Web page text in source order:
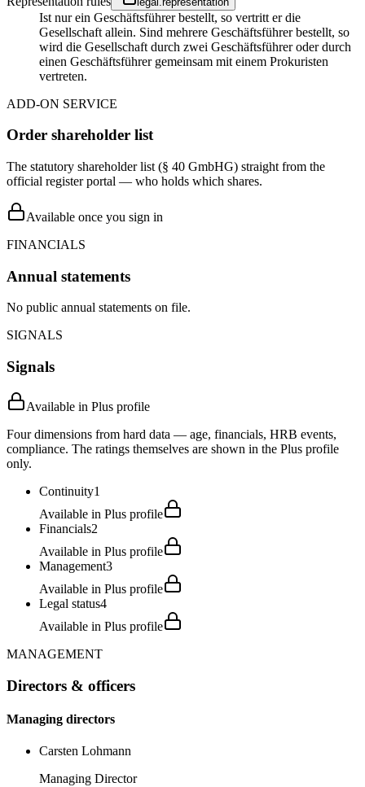
Ist nur ein Geschäftsführer bestellt, so vertritt er die
Gesellschaft allein. Sind mehrere Geschäftsführer bestellt, so
wird die Gesellschaft durch zwei Geschäftsführer oder durch
einen Geschäftsführer gemeinsam mit einem Prokuristen
vertreten.
ADD-ON SERVICE
Order shareholder list
The statutory shareholder list (§ 40 GmbHG) straight from the
official register portal — who holds which shares.
Available once you sign in
FINANCIALS
Annual statements
No public annual statements on file.
SIGNALS
Signals
Available in Plus profile
Four dimensions from hard data — age, financials, HRB events,
compliance. The ratings themselves are shown in the Plus profile
only.
Continuity1
Available in Plus profile
Financials2
Available in Plus profile
Management3
Available in Plus profile
Legal status4
Available in Plus profile
MANAGEMENT
Directors & officers
Managing directors
Carsten Lohmann
Managing Director